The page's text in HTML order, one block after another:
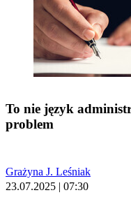
To nie język
problem
Grażyna J. Leśniak
23.07.2025 | 07:30